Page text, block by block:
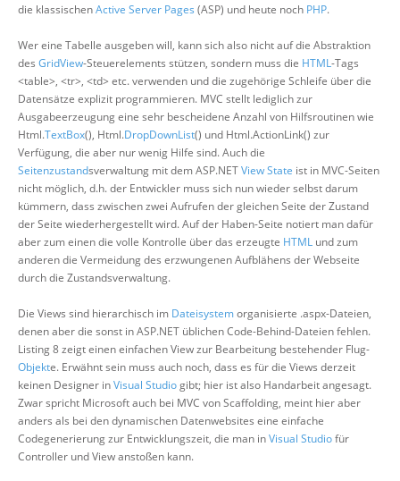
die klassischenActive Server Pages (ASP) und heute noch PHP.
Wer eine Tabelle ausgeben will, kann sich also nicht auf die Abstraktion
des GridView-Steuerelements stützen, sondern muss die HTML-Tags
<table>, <tr>, <td> etc. verwenden und die zugehörige Schleife über die
Datensätze explizit programmieren. MVC stellt lediglich zur
Ausgabeerzeugung eine sehr bescheidene Anzahl von Hilfsroutinen wie
Html.TextBox(), Html.DropDownList() und Html.ActionLink() zur
Verfügung, die aber nur wenig Hilfe sind. Auch die
Seitenzustandsverwaltung mit dem ASP.NETView State ist in MVC-Seiten
nicht möglich, d.h. der Entwickler muss sich nun wieder selbst darum
kümmern, dass zwischen zwei Aufrufen der gleichen Seite der Zustand
der Seite wiederhergestellt wird. Auf der Haben-Seite notiert man dafür
aber zum einen die volle Kontrolle über das erzeugte HTML und zum
anderen die Vermeidung des erzwungenen Aufblähens der Webseite
durch die Zustandsverwaltung.
Die Views sind hierarchisch im Dateisystemorganisierte .aspx-Dateien,
denen aber die sonst in ASP.NET üblichen Code-Behind-Dateien fehlen.
Listing 8 zeigt einen einfachen View zur Bearbeitung bestehender Flug-
Objekte. Erwähnt sein muss auch noch, dass es für die Views derzeit
keinen Designer inVisual Studiogibt; hier ist also Handarbeit angesagt.
Zwar spricht Microsoft auch bei MVC von Scaffolding, meint hier aber
anders als bei den dynamischen Datenwebsites eine einfache
Codegenerierung zur Entwicklungszeit, die man inVisual Studiofür
Controller und View anstoßen kann.